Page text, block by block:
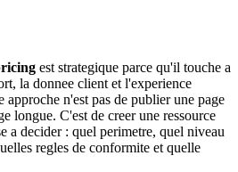
est strategique parce qu'il touche a
la donnee client et l'experience
n'est pas de publier une page
longue. C'est de creer une ressource
a decider : quel perimetre, quel niveau
regles de conformite et quelle